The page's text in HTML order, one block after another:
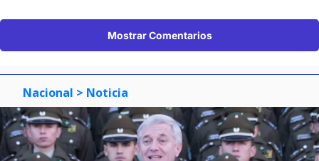
Mostrar Comentarios
Nacional > Noticia